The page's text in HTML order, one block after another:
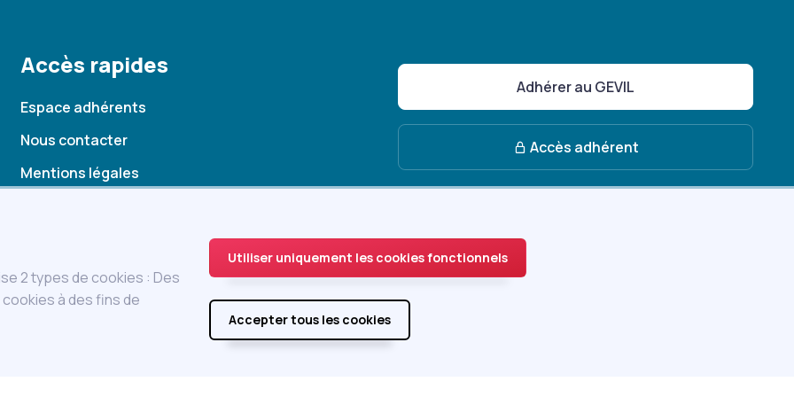
Accès rapides
Espace adhérents
Nous contacter
Mentions légales
Adhérer au GEVIL
Accès adhérent
2 types de cookies : Des
à des fins de
Utiliser uniquement les cookies fonctionnels
Accepter tous les cookies